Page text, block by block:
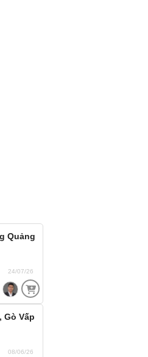
Quảng
24/07/26
Gò Vấp
08/06/26